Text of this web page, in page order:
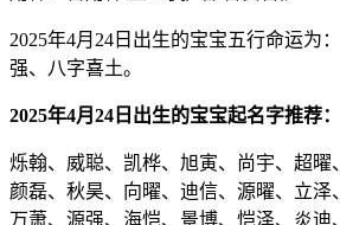
2025年4月24日出生的宝宝五行命运为
强、八字喜土。
2025年4月24日出生的宝宝起名字推荐：
烁翰、威聪、凯桦、旭寅、尚宇、超曜
颜磊、秋昊、向曜、迪信、源曜、立泽
万萧、源强、海恺、景博、恺泽、炎迪